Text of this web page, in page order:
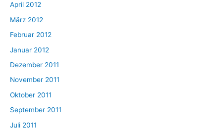
April 2012
März 2012
Februar 2012
Januar 2012
Dezember 2011
November 2011
Oktober 2011
September 2011
Juli 2011